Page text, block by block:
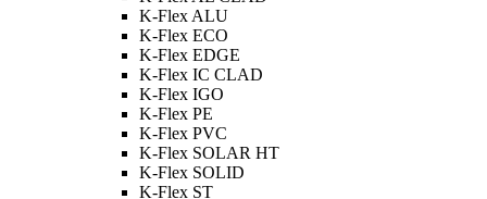
K-Flex ALU
K-Flex ECO
K-Flex EDGE
K-Flex IC CLAD
K-Flex IGO
K-Flex PE
K-Flex PVC
K-Flex SOLAR HT
K-Flex SOLID
K-Flex ST